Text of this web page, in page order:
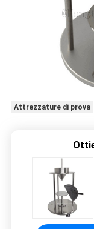
Attrezzature di prova